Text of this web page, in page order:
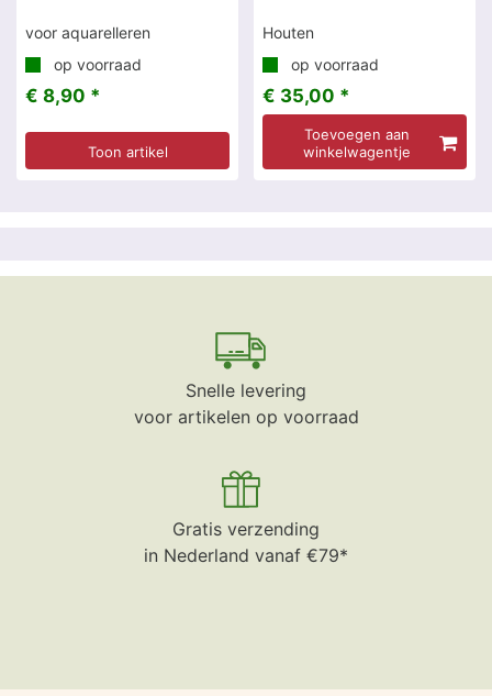
voor aquarelleren
op voorraad
€ 8,90 *
Toon artikel
Houten
op voorraad
€ 35,00 *
Toevoegen aan
winkelwagentje
Snelle levering
voor artikelen op voorraad
Gratis verzending
in Nederland vanaf €79*